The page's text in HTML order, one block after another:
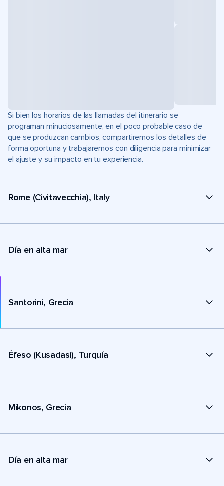
Si bien los horarios de las llamadas del itinerario se
programan minuciosamente, en el poco probable caso de
que se produzcan cambios, compartiremos los detalles de
forma oportuna y trabajaremos con diligencia para minimizar
el ajuste y su impacto en tu experiencia.
Rome (Civitavecchia), Italy
Día en alta mar
Santorini, Grecia
Éfeso (Kusadasi), Turquía
Míkonos, Grecia
Día en alta mar